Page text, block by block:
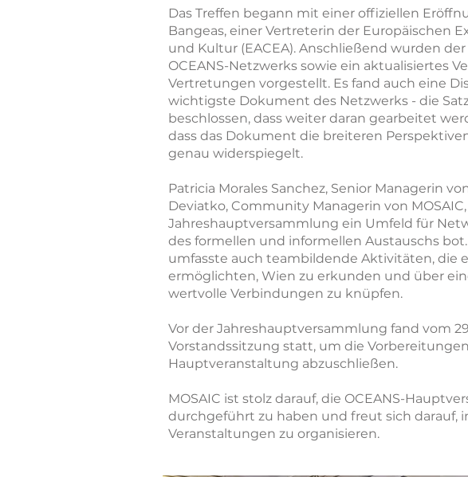
Das Treffen begann mit einer offiziellen
Bangeas, einer Vertreterin der Europäischen
und Kultur (EACEA). Anschließend wurden
OCEANS-Netzwerks sowie ein aktualisiertes
Vertretungen vorgestellt. Es fand auch eine
wichtigste Dokument des Netzwerks - die
beschlossen, dass weiter daran gearbeitet
dass das Dokument die breiteren
genau widerspiegelt.
Patricia Morales Sanchez, Senior Managerin
Deviatko, Community Managerin von
Jahreshauptversammlung ein Umfeld für
des formellen und informellen Austauschs
umfasste auch teambildende Aktivitäten, die
ermöglichten, Wien zu erkunden und über
wertvolle Verbindungen zu knüpfen.
Vor der Jahreshauptversammlung fand vom
Vorstandssitzung statt, um die
Hauptveranstaltung abzuschließen.
MOSAIC ist stolz darauf, die OCEANS-
durchgeführt zu haben und freut sich darauf,
Veranstaltungen zu organisieren.